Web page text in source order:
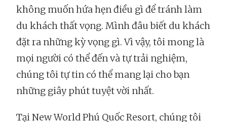
không muốn hứa hẹn điều gì để tránh làm
du khách thất vọng. Mình đâu biết du khách
đặt ra những kỳ vọng gì. Vì vậy, tôi mong là
mọi người có thể đến và tự trải nghiệm,
chúng tôi tự tin có thể mang lại cho bạn
những giây phút tuyệt vời nhất.
Tại New World Phú Quốc Resort, chúng tôi